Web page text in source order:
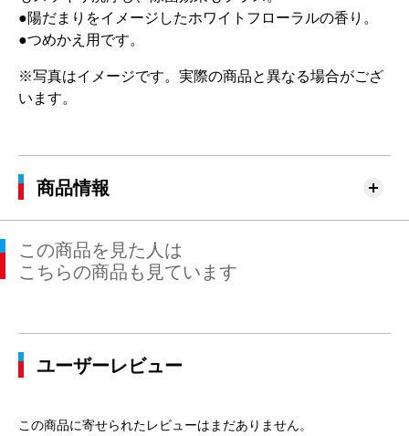
●陽だまりをイメージしたホワイトフローラルの香り。
●つめかえ用です。
※写真はイメージです。実際の商品と異なる場合がござ
います。
商品情報
この商品を見た人は
こちらの商品も見ています
ユーザーレビュー
この商品に寄せられたレビューはまだありません。